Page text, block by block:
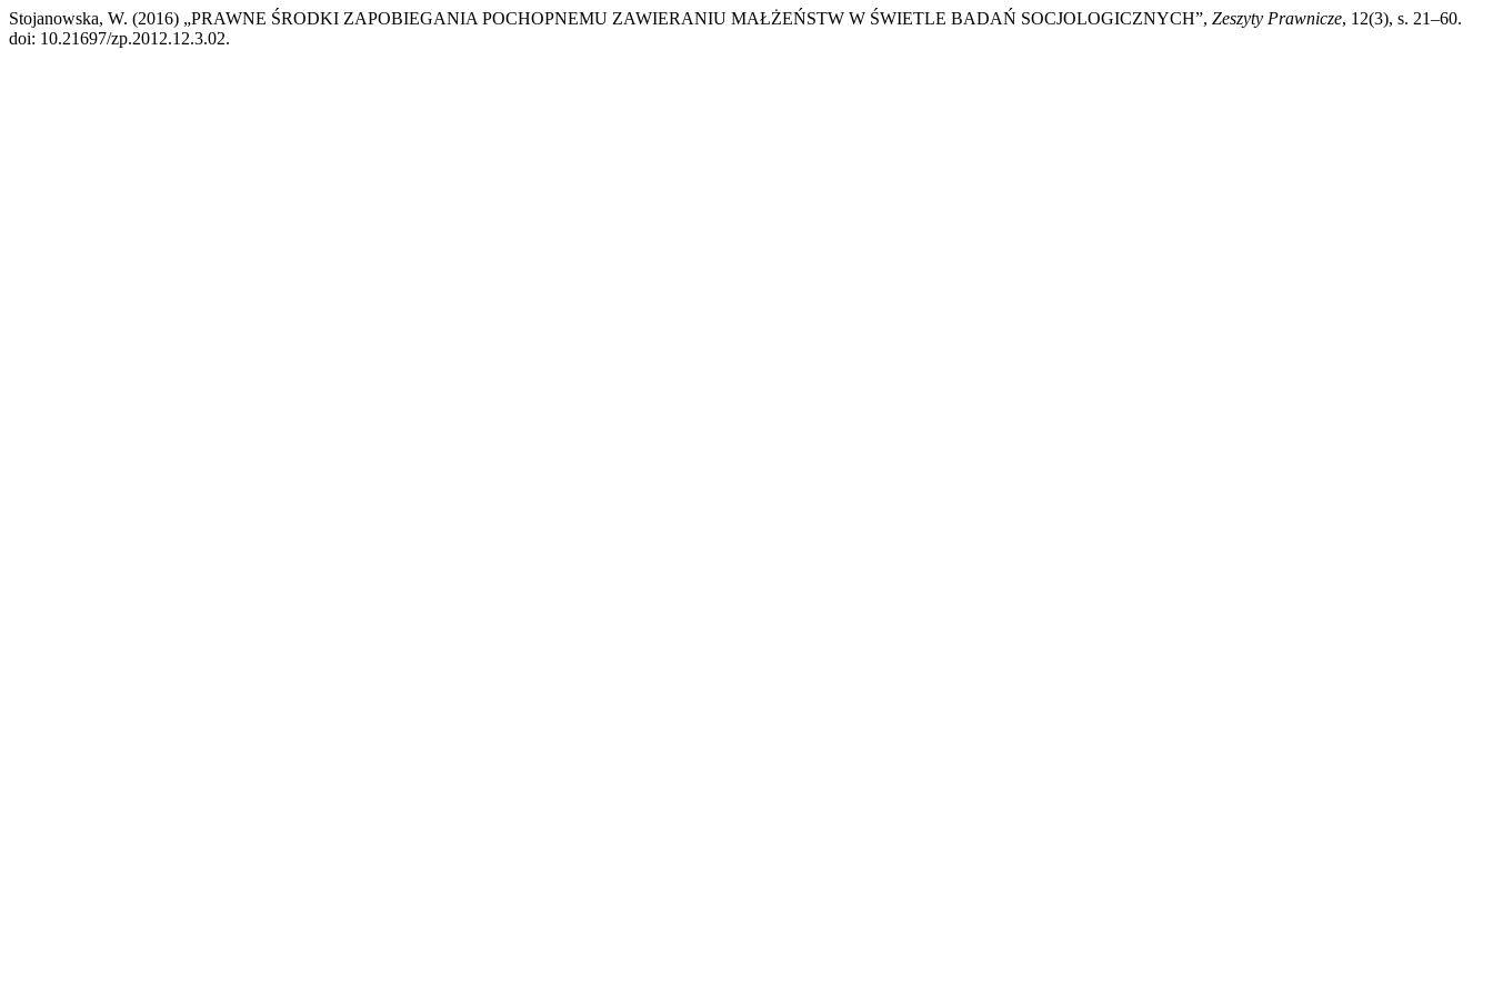
Stojanowska, W. (2016) „PRAWNE ŚRODKI ZAPOBIEGANIA POCHOPNEMU ZAWIERANIU MAŁŻEŃSTW W ŚWIETLE BADAŃ SOCJOLOGICZNYCH”, Zeszyty Prawnicze, 12(3), s. 21–60.
doi: 10.21697/zp.2012.12.3.02.